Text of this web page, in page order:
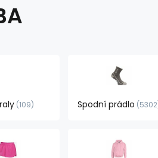
109 Spodní prádlo 5302